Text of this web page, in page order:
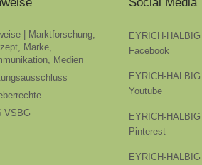
| Marktforschung,
Marke,
Medien
VSBG
EYRICH-
Facebook
EYRICH-
Youtube
EYRICH-
Pinterest
EYRICH-